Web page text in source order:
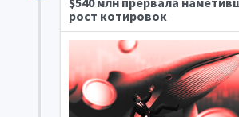
рост котировок